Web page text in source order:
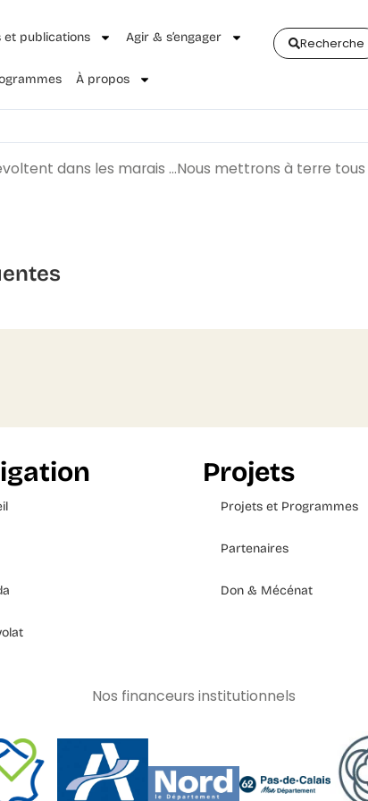
et publications Agir & s’engager
À propos
Recherche
dans les marais …Nous mettrons à terre
Projets
Projets et Programmes
Partenaires
Don & Mécénat
Nos financeurs institutionnels